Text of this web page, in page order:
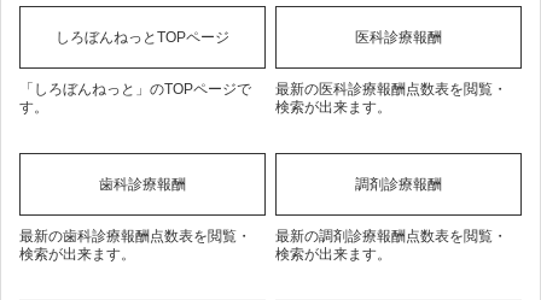
しろぼんねっとTOPページ
「しろぼんねっと」のTOPページで
す。
医科診療報酬
最新の医科診療報酬点数表を閲覧・
検索が出来ます。
歯科診療報酬
最新の歯科診療報酬点数表を閲覧・
検索が出来ます。
調剤診療報酬
最新の調剤診療報酬点数表を閲覧・
検索が出来ます。